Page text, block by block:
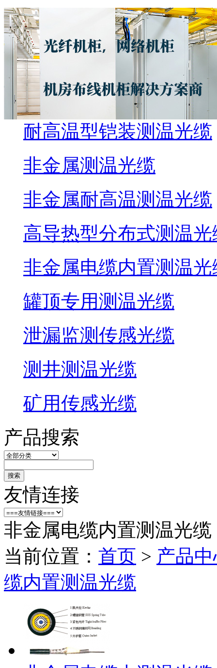
光纤测温系统
分布式光纤测温系统主
螺旋铠装测温光缆
耐高温型铠装测温光缆
非金属测温光缆
非金属耐高温测温光缆
高导热型分布式测温光
非金属电缆内置测温光
罐顶专用测温光缆
泄漏监测传感光缆
测井测温光缆
矿用传感光缆
产品搜索
搜索
友情连接
非金属电缆内置测温光缆
当前位置： 首页 > 产品
缆内置测温光缆